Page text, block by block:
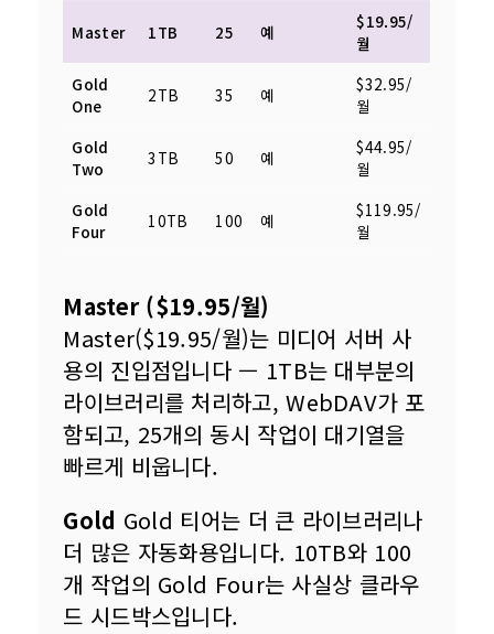
Master 1TB 25 예
$19.95/
월
Gold
One
2TB 35 예
$32.95/
월
Gold
Two
3TB 50 예
$44.95/
월
Gold
Four
10TB 100 예
$119.95/
월
Master ($19.95/월)
Master($19.95/월)는 미디어 서버 사
용의 진입점입니다 — 1TB는 대부분의
라이브러리를 처리하고, WebDAV가 포
함되고, 25개의 동시 작업이 대기열을
빠르게 비웁니다.
Gold Gold 티어는 더 큰 라이브러리나
더 많은 자동화용입니다. 10TB와 100
개 작업의 Gold Four는 사실상 클라우
드 시드박스입니다.